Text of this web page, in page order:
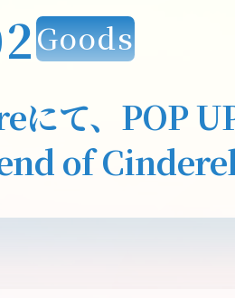
Goods
にて、POP
of
～』が2026年